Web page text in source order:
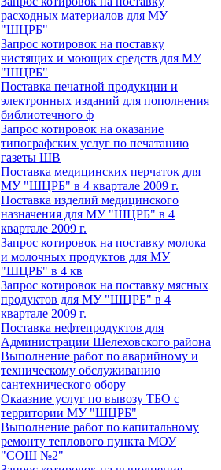
расходных материалов для МУ
"ШЦРБ"
Запрос котировок на поставку
чистящих и моющих средств для МУ
"ШЦРБ"
Поставка печатной продукции и
электронных изданий для пополнения
библиотечного ф
Запрос котировок на оказание
типографских услуг по печатанию
газеты ШВ
Поставка медицинских перчаток для
МУ "ШЦРБ" в 4 квартале 2009 г.
Поставка изделий медицинского
назначения для МУ "ШЦРБ" в 4
квартале 2009 г.
Запрос котировок на поставку молока
и молочных продуктов для МУ
"ШЦРБ" в 4 кв
Запрос котировок на поставку мясных
продуктов для МУ "ШЦРБ" в 4
квартале 2009 г.
Поставка нефтепродуктов для
Администрации Шелеховского района
Выполнение работ по аварийному и
техническому обслуживанию
сантехнического обору
Окаазние услуг по вывозу ТБО с
территории МУ "ШЦРБ"
Выполнение работ по капитальному
ремонту теплового пункта МОУ
"СОШ №2"